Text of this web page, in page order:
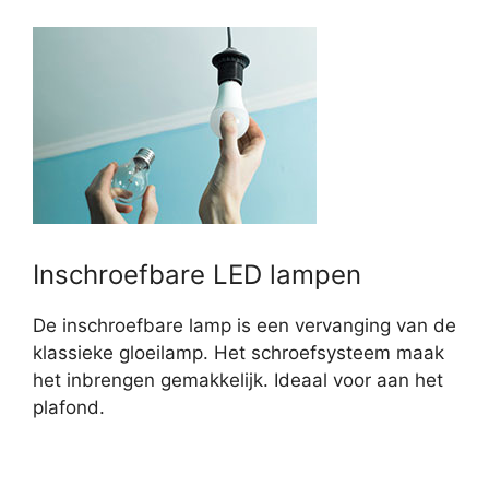
Inschroefbare LED lampen
De inschroefbare lamp is een vervanging van de
klassieke gloeilamp. Het schroefsysteem maak
het inbrengen gemakkelijk. Ideaal voor aan het
plafond.